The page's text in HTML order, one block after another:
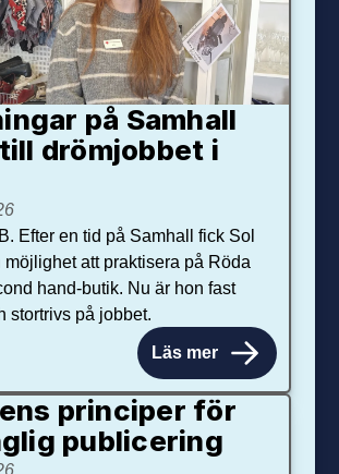
på Sam­hall
dröm­jobbet i
Efter en tid på Samhall fick Sol
möjlighet att praktisera på Röda
hand-butik. Nu är hon fast
stortrivs på jobbet.
Läs mer
principer för
publicering